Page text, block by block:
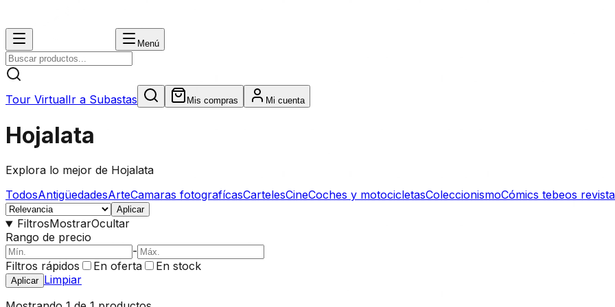
Menú
Tour VirtualIr a Subastas Mis compras Mi cuenta
Hojalata
Explora lo mejor de Hojalata
TodosAntigüedadesArteCamaras fotografícasCartelesCineCoches y motocicletasColeccionismoCómics tebeos
Aplicar
FiltrosMostrarOcultar
Rango de precio
-
Filtros rápidos
En oferta En stock
Aplicar Limpiar